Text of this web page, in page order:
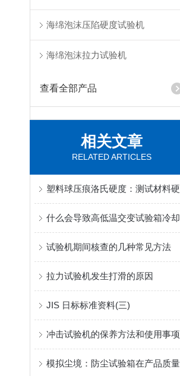
海绵泡沫压陷硬度试验机
海绵泡沫拉力试验机
查看全部产品
相关文章
RELATED ARTICLES
试验机期间核查的几种常见方法
拉力试验机发生打滑的原因
JIS 日标标准资料(三)
冲击试验机的保养方法和使用事项